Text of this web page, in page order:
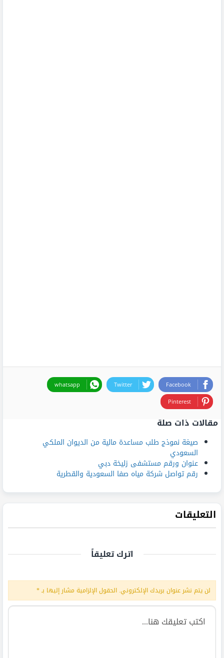
Facebook
Twitter
whatsapp
Pinterest
مقالات ذات صلة
صيغة نموذج طلب مساعدة مالية من الديوان الملكي
السعودي
عنوان ورقم مستشفى زليخة دبي
رقم تواصل شركة مياه صفا السعودية والقطرية
التعليقات
اترك تعليقاً
لن يتم نشر عنوان بريدك الإلكتروني. الحقول الإلزامية مشار إليها بـ*